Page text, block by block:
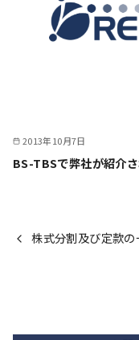
2013年10月7日
BS-TBSで弊社が紹介
株式分割及び定款